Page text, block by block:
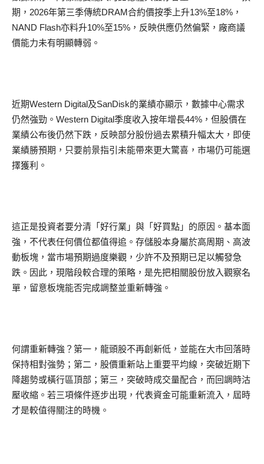
期，2026年第三季傳統DRAM合約價按季上升13%至18%，
NAND Flash亦料升10%至15%，反映供應仍然偏緊，廠商議
價能力未有明顯轉弱。
近期Western Digital及SanDisk的業績亦顯示，數據中心需求
仍然強勁。Western Digital季度收入按年增長44%，但股價在
業績公布後仍然下跌，反映部分股份過去累積升幅太大，即使
業績勝預期，只要前景指引未能帶來更大驚喜，市場仍可能選
擇獲利。
這正是投資者要分清「好行業」與「好買點」的原因。基本面
強，不代表任何價位都值得追。存儲股本身屬於高周期、高波
動板塊，當市場預期過度樂觀，少許不及預期已足以觸發急
跌。因此，現階段較合理的策略，是先把相關股份放入觀察名
單，留意板塊能否完成調整並重新轉強。
何謂重新轉強？第一，龍頭股不再創新低，並能在大市回落時
保持相對強勢；第二，股價重新站上重要平均線，突破近期下
降趨勢或橫行區頂部；第三，突破時成交量配合，而回調時沽
壓收縮。若三項條件逐步出現，代表資金可能重新流入，屆時
才是較值得關注的時機。